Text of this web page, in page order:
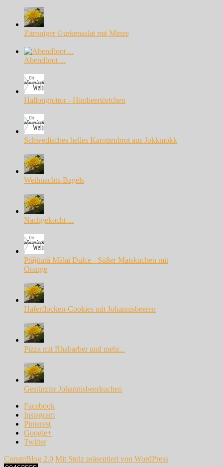
Zitroniger Gurkensalat mit Minze
Abendbrot ...
Hallongrottor - Himbeertörtchen
Schwedisches helles Karottenbrot aus Jokkmokk
Weihnachts-Bagels
Nachgekocht ...
Prăjitură Mălai Dulce - Süßer Maiskuchen mit
Orange
Haferflocken-Cookies mit Johannisbeeren
Pizza mit Rhabarber und mehr...
Gestürzter Johannisbeerkuchen
Facebook
Instagram
Pinterest
Google+
Twitter
CorumBlog 2.0 Mit Stolz präsentiert von WordPress